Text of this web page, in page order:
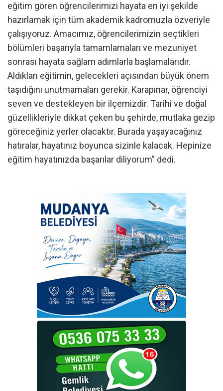
eğitim gören öğrencilerimizi hayata en iyi şekilde
hazırlamak için tüm akademik kadromuzla özveriyle
çalışıyoruz. Amacımız, öğrencilerimizin seçtikleri
bölümleri başarıyla tamamlamaları ve mezuniyet
sonrası hayata sağlam adımlarla başlamalarıdır.
Aldıkları eğitimin, gelecekleri açısından büyük önem
taşıdığını unutmamaları gerekir. Karapınar, öğrenciyi
seven ve destekleyen bir ilçemizdir. Tarihi ve doğal
güzellikleriyle dikkat çeken bu şehirde, mutlaka gezip
göreceğiniz yerler olacaktır. Burada yaşayacağınız
hatıralar, hayatınız boyunca sizinle kalacak. Hepinize
eğitim hayatınızda başarılar diliyorum” dedi.